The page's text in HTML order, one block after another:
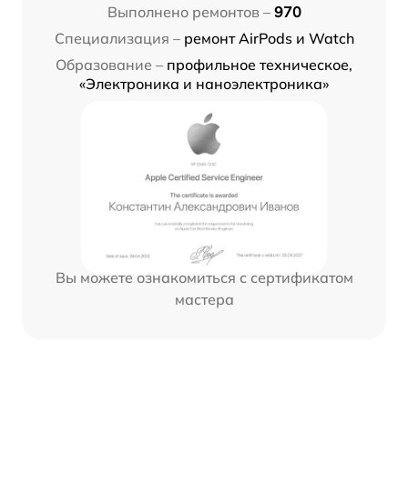
Выполнено ремонтов – 970
Специализация – ремонт AirPods и Watch
Образование – профильное техническое,
«Электроника и наноэлектроника»
Вы можете ознакомиться с сертификатом
мастера